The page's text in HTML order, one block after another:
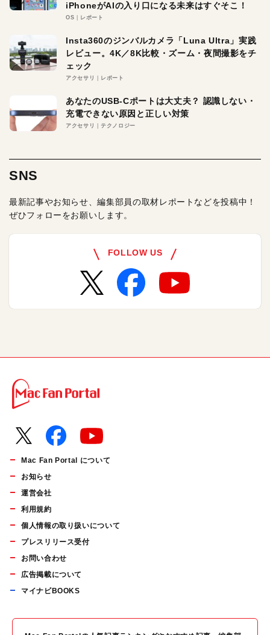
iPhoneがAIの入り口になる未来はすぐそこ！
OS レポート
Insta360のジンバルカメラ「Luna Ultra」実践
レビュー。4K／8K比較・ズーム・夜間撮影をチ
ェック
アクセサリ レポート
あなたのUSB-Cポートは大丈夫？ 認識しない・
充電できない原因と正しい対策
アクセサリ テクノロジー
SNS
最新記事やお知らせ、編集部員の取材レポートなどを投稿中！
ぜひフォローをお願いします。
FOLLOW US
Mac Fan Portal について
お知らせ
運営会社
利用規約
個人情報の取り扱いについて
プレスリリース受付
お問い合わせ
広告掲載について
マイナビBOOKS